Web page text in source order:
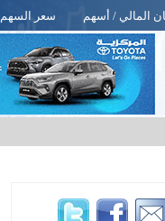
المالي / أسهم سعر السهم